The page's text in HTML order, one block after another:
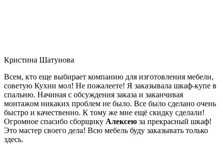
Кристина Шатунова
Всем, кто еще выбирает компанию для изготовления мебели,
советую Кухни мол! Не пожалеете! Я заказывала шкаф-купе в
спальню. Начиная с обсуждения заказа и заканчивая
монтажом никаких проблем не было. Все было сделано очень
быстро и качественно. К тому же мне ещё скидку сделали!
Огромное спасибо сборщику Алексею за прекрасный шкаф!
Это мастер своего дела! Всю мебель буду заказывать только
здесь.